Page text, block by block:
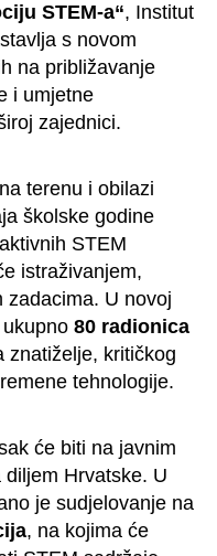
STEM-a“, Institut
s novom
na približavanje
i umjetne
zajednici.
terenu i obilazi
školske godine
STEM
istraživanjem,
zadacima. U novoj
80 radionica
znatiželje, kritičkog
tehnologije.
će biti na javnim
Hrvatske. U
je sudjelovanje na
, na kojima će